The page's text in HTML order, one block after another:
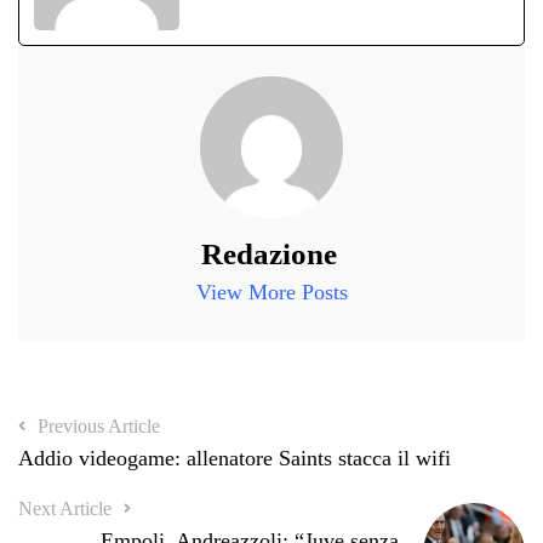
Redazione
View More Posts
Previous Article
Addio videogame: allenatore Saints stacca il wifi
Next Article